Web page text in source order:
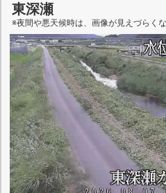
東深瀬
※夜間や悪天候時は、 画像が見えづらく